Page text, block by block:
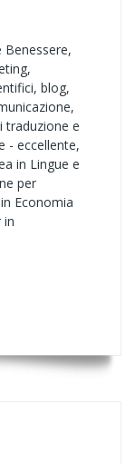
blog,
traduzione e
- eccellente,
in Lingue e
per
Economia
in